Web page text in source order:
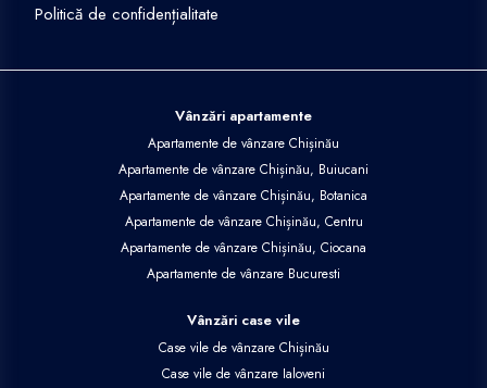
Politică de confidențialitate
Vânzări apartamente
Apartamente de vânzare Chișinău
Apartamente de vânzare Chișinău, Buiucani
Apartamente de vânzare Chișinău, Botanica
Apartamente de vânzare Chișinău, Centru
Apartamente de vânzare Chișinău, Ciocana
Apartamente de vânzare Bucuresti
Vânzări case vile
Case vile de vânzare Chișinău
Case vile de vânzare Ialoveni